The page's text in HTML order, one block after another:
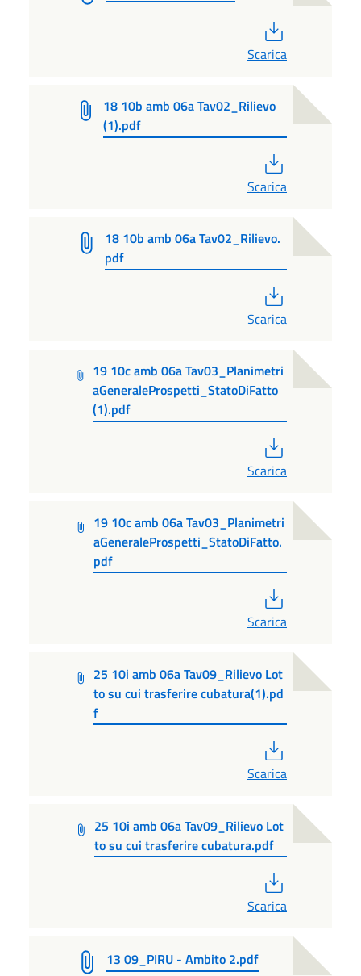
Scarica
18 10b amb 06a Tav02_Rilievo
(1).pdf
Scarica
18 10b amb 06a Tav02_Rilievo.
pdf
Scarica
19 10c amb 06a Tav03_Planimetri
aGeneraleProspetti_StatoDiFatto
(1).pdf
Scarica
19 10c amb 06a Tav03_Planimetri
aGeneraleProspetti_StatoDiFatto.
pdf
Scarica
25 10i amb 06a Tav09_Rilievo Lot
to su cui trasferire cubatura(1).pd
f
Scarica
25 10i amb 06a Tav09_Rilievo Lot
to su cui trasferire cubatura.pdf
Scarica
13 09_PIRU - Ambito 2.pdf